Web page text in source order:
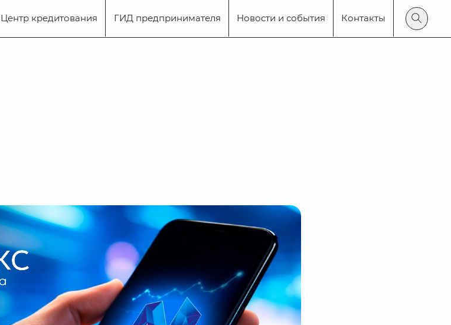
Центр кредитования ГИД предпринимателя Новости и события Контакты
Поиск